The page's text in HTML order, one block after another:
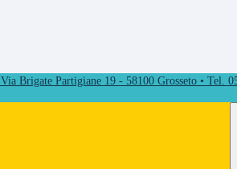
Via Brigate Partigiane 19 - 58100 Grosseto • Tel.